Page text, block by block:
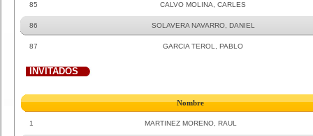
85 CALVO MOLINA, CARLES
86 SOLAVERA NAVARRO, DANIEL
87 GARCIA TEROL, PABLO
INVITADOS
Nombre
1 MARTINEZ MORENO, RAUL